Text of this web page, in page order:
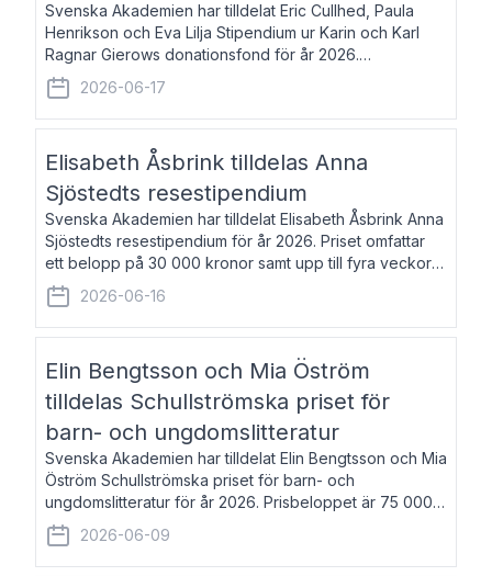
Svenska Akademien har tilldelat Eric Cullhed, Paula
Henrikson och Eva Lilja Stipendium ur Karin och Karl
Ragnar Gierows donationsfond för år 2026.
Stipendiebeloppet är på 70 000 kronor vardera. Eric
Cullhed, född 1985, är professor i grekis
2026-06-17
Elisabeth Åsbrink tilldelas Anna
Sjöstedts resestipendium
Svenska Akademien har tilldelat Elisabeth Åsbrink Anna
Sjöstedts resestipendium för år 2026. Priset omfattar
ett belopp på 30 000 kronor samt upp till fyra veckors
fri vistelse i Akademiens lägenhet i Berlin. Elisabeth
Åsbrink, född 1965 oc
2026-06-16
Elin Bengtsson och Mia Öström
tilldelas Schullströmska priset för
barn- och ungdomslitteratur
Svenska Akademien har tilldelat Elin Bengtsson och Mia
Öström Schullströmska priset för barn- och
ungdomslitteratur för år 2026. Prisbeloppet är 75 000
kronor vardera. Elin Bengtsson, född 1987, är författare
och forskare i genusvetenskap.
2026-06-09